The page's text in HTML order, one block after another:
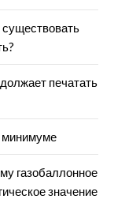
печатать
минимуме
газобаллонное
значение